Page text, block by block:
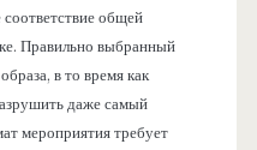
общей
Правильно выбранный
в то время как
даже самый
мероприятия требует